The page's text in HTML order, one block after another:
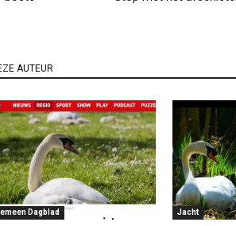
AUTEUR
Dagblad Jacht